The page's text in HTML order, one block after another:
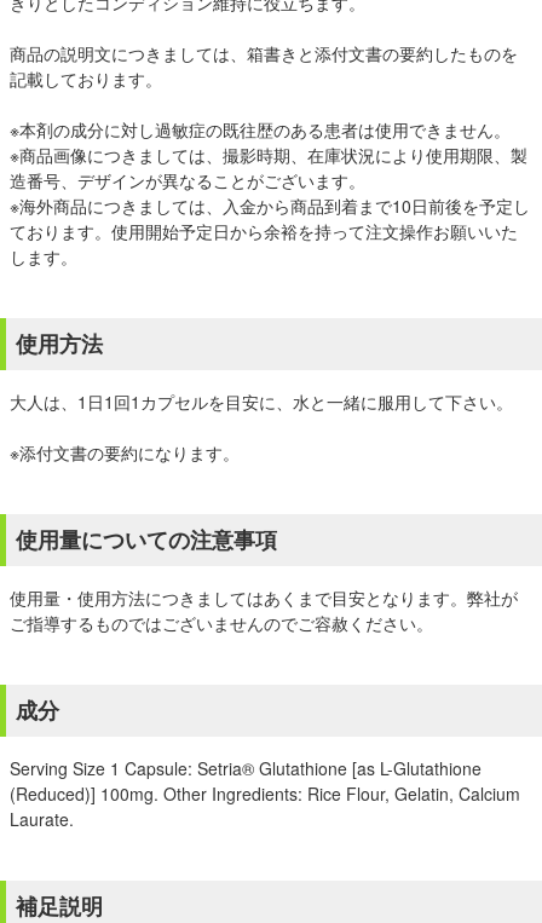
商品の説明文につきましては、箱書きと添付文書の要約したものを
記載しております。
※本剤の成分に対し過敏症の既往歴のある患者は使用できません。
※商品画像につきましては、撮影時期、在庫状況により使用期限、製
造番号、デザインが異なることがございます。
※海外商品につきましては、入金から商品到着まで10日前後を予定し
ております。使用開始予定日から余裕を持って注文操作お願いいた
します。
使用方法
大人は、1日1回1カプセルを目安に、水と一緒に服用して下さい。
※添付文書の要約になります。
使用量についての注意事項
使用量・使用方法につきましてはあくまで目安となります。弊社が
ご指導するものではございませんのでご容赦ください。
成分
Serving Size 1 Capsule: Setria® Glutathione [as L-Glutathione
(Reduced)] 100mg. Other Ingredients: Rice Flour, Gelatin, Calcium
Laurate.
補足説明